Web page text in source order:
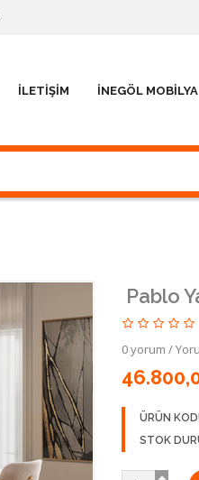
İLETIŞIM İNEGÖL MOBILYA
Pablo
0 yorum /
ÜRÜN
STOK